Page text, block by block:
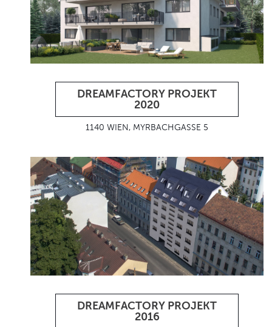
DREAMFACTORY PROJEKT
2020
1140 WIEN, MYRBACHGASSE 5
DREAMFACTORY PROJEKT
2016